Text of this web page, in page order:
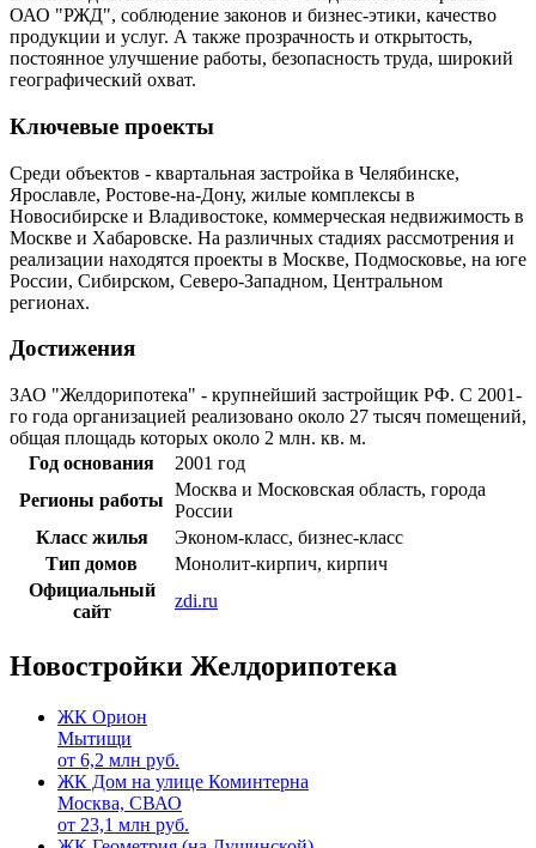
ОАО "РЖД", соблюдение законов и бизнес-этики, качество
продукции и услуг. А также прозрачность и открытость,
постоянное улучшение работы, безопасность труда, широкий
географический охват.
Ключевые проекты
Среди объектов - квартальная застройка в Челябинске,
Ярославле, Ростове-на-Дону, жилые комплексы в
Новосибирске и Владивостоке, коммерческая недвижимость в
Москве и Хабаровске. На различных стадиях рассмотрения и
реализации находятся проекты в Москве, Подмосковье, на юге
России, Сибирском, Северо-Западном, Центральном
регионах.
Достижения
ЗАО "Желдорипотека" - крупнейший застройщик РФ. С 2001-
го года организацией реализовано около 27 тысяч помещений,
общая площадь которых около 2 млн. кв. м.
Год основания
2001 год
Регионы работы
Москва и Московская область, города
России
Класс жилья
Эконом-класс, бизнес-класс
Тип домов
Монолит-кирпич, кирпич
Официальный
сайт
zdi.ru
Новостройки Желдорипотека
ЖК Орион
Мытищи
от 6,2 млн руб.
ЖК Дом на улице Коминтерна
Москва, СВАО
от 23,1 млн руб.